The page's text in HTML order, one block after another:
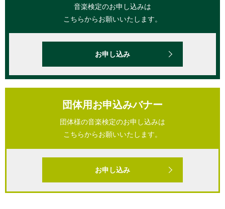
音楽検定のお申し込みは
こちらからお願いいたします。
お申し込み
団体用お申込みバナー
団体様の音楽検定のお申し込みは
こちらからお願いいたします。
お申し込み